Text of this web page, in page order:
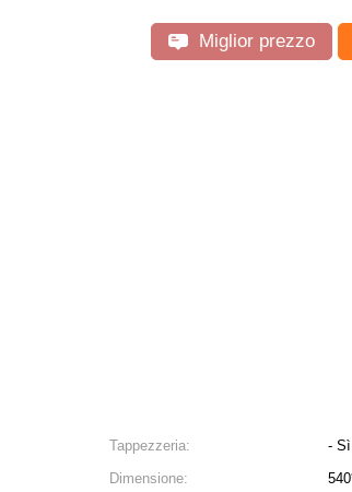
Miglior prezzo
Tappezzeria:
-
Dimensione: